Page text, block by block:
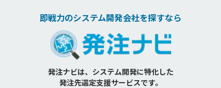
即戦力のシステム開発会社を探すなら
発注ナビは、システム開発に特化した
発注先選定支援サービスです。